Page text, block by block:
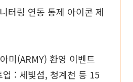
터링 연동 통제 아이콘 제
미(ARMY) 환영 이벤트
업 : 세빛섬, 청계천 등 15